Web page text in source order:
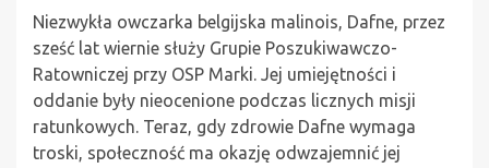
Niezwykła owczarka belgijska malinois, Dafne, przez
sześć lat wiernie służy Grupie Poszukiwawczo-
Ratowniczej przy OSP Marki. Jej umiejętności i
oddanie były nieocenione podczas licznych misji
ratunkowych. Teraz, gdy zdrowie Dafne wymaga
troski, społeczność ma okazję odwzajemnić jej